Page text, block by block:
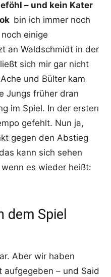
– und kein Kater
bin ich immer noch
einige
an Waldschmidt in der
sich mir gar nicht
und Bülter kam
Jungs früher dran
im Spiel. In der ersten
gefehlt. Nun ja,
gegen den Abstieg
kann sich sehen
es wieder heißt:
dem Spiel
Aber wir haben
– und Said